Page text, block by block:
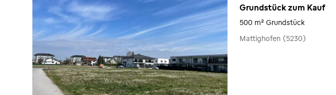
Grundstück zum Kauf
500 m² Grundstück
Mattighofen (5230)